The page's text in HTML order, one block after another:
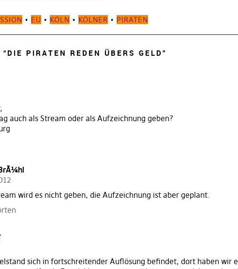
• EU • KÖLN • KÖLNER • PIRATEN
DIE PIRATEN REDEN ÜBERS GELD”
auch als Stream oder als Aufzeichnung geben?
wird es nicht geben, die Aufzeichnung ist aber geplant.
sich in fortschreitender Auflösung befindet, dort haben wir